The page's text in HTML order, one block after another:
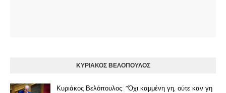
ΚΥΡΙΑΚΟΣ ΒΕΛΟΠΟΥΛΟΣ
Κυριάκος Βελόπουλος: "Όχι καμμένη γη, ούτε καν γη